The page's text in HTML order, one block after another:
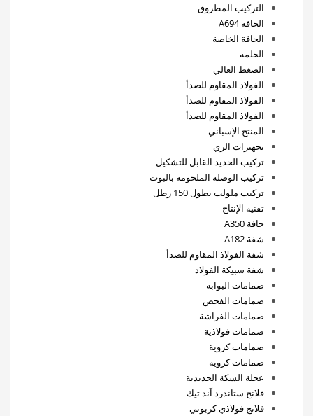
التركيب المطروق
الحافة A694
الحافة الخاصة
الحلمة
الضغط العالي
الفولاذ المقاوم للصدأ
الفولاذ المقاوم للصدأ
الفولاذ المقاوم للصدأ
المنتج الإسباني
تجهيزات الري
تركيب الحديد القابل للتشكيل
تركيب الوصلة الملحومة بالبوت
تركيب ملولب بطول 150 رطل
تقنية الإنتاج
حافة A350
شفة A182
شفة الفولاذ المقاوم للصدأ
شفة سبيكة الفولاذ
صمامات البوابة
صمامات الفحص
صمامات الفراشة
صمامات فولاذية
صمامات كروية
صمامات كروية
عجلة السكة الحديدية
فلانج ستاندرد آند تيك
فلانج فولاذي كربوني